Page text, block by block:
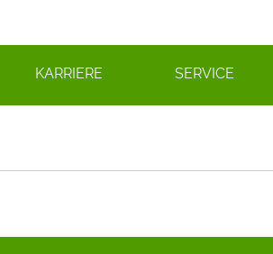
KARRIERE SERVICE